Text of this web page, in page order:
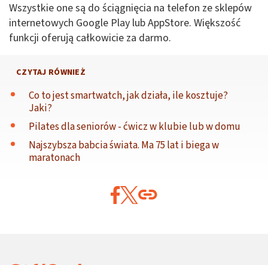
Wszystkie one są do ściągnięcia na telefon ze sklepów
internetowych Google Play lub AppStore. Większość
funkcji oferują całkowicie za darmo.
CZYTAJ RÓWNIEŻ
Co to jest smartwatch, jak działa, ile kosztuje?
Jaki?
Pilates dla seniorów - ćwicz w klubie lub w domu
Najszybsza babcia świata. Ma 75 lat i biega w
maratonach